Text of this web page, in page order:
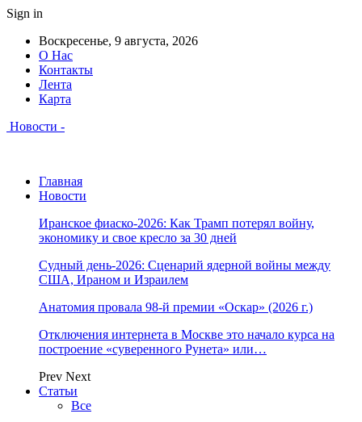
Sign in
Воскресенье, 9 августа, 2026
О Нас
Контакты
Лента
Карта
Новости -
Главная
Новости
Иранское фиаско-2026: Как Трамп потерял войну,
экономику и свое кресло за 30 дней
Судный день-2026: Сценарий ядерной войны между
США, Ираном и Израилем
Анатомия провала 98-й премии «Оскар» (2026 г.)
Отключения интернета в Москве это начало курса на
построение «суверенного Рунета» или…
Prev Next
Статьи
Все